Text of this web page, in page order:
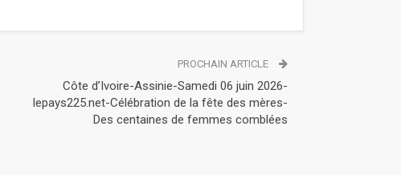
PROCHAIN ARTICLE
Côte d’Ivoire-Assinie-Samedi 06 juin 2026-
lepays225.net-Célébration de la fête des mères-
Des centaines de femmes comblées